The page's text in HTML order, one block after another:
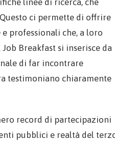
linee di ricerca, che
ci permette di offrire
professionali che, a loro
Breakfast si inserisce da
di far incontrare
testimoniano chiaramente
record di partecipazioni
pubblici e realtà del